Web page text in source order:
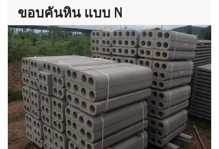
ขอบคันหิน แบบ N